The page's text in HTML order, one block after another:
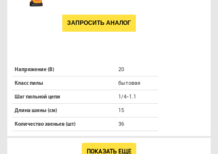
ЗАПРОСИТЬ АНАЛОГ
Напряжение (В) 20
Класс пилы бытовая
Шаг пильной цепи 1/4-1.1
Длина шины (см) 15
Количество звеньев (шт) 36
ПОКАЗАТЬ ЕЩЕ